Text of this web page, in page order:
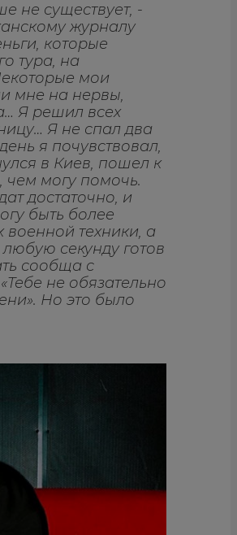
не существует, -
журналу
которые
тура, на
мои
мне на нервы,
Я решил всех
Я не спал два
я почувствовал,
в Киев, пошел к
чем могу помочь.
достаточно, и
быть более
военной техники, а
секунду готов
сообща с
не обязательно
Но это было